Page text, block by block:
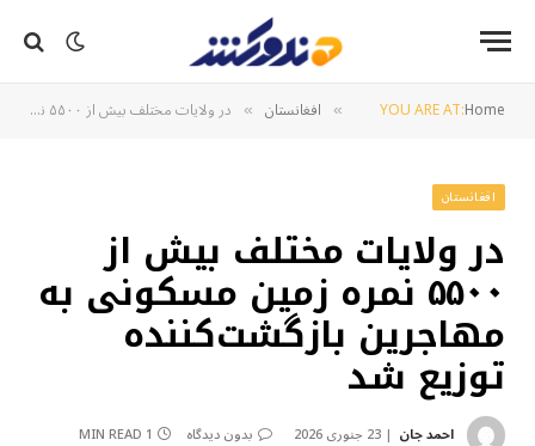
YOU ARE AT:Home
» افغانستان » در ولایات مختلف بیش از ۵۵۰۰ نمره زمین مسکونی به مهاجرین بازگشت‌کننده توزیع شد
افغانستان
در ولایات مختلف بیش از
۵۵۰۰ نمره زمین مسکونی به
مهاجرین بازگشت‌کننده
توزیع شد
احمد جان 23 جنوری 2026 بدون دیدگاه 1 MIN READ